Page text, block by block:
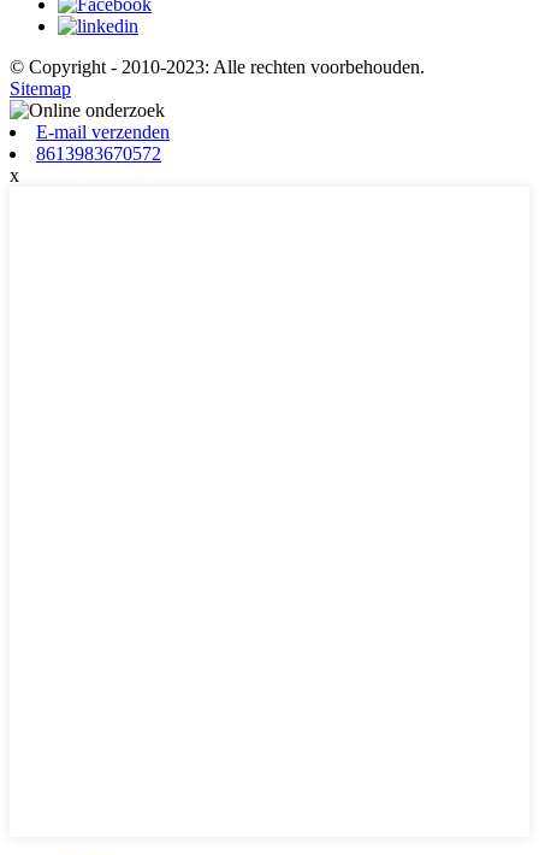
© Copyright - 2010-2023: Alle rechten voorbehouden.
Sitemap
E-mail verzenden
8613983670572
x